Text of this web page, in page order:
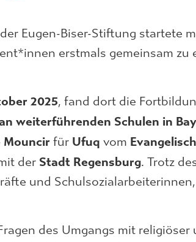
Eugen-Biser-Stiftung startete
erstmals gemeinsam
2025, fand dort die
weiterführenden Schulen in
Mouncir für Ufuq vom
der Stadt Regensburg. Trotz
und
des Umgangs mit